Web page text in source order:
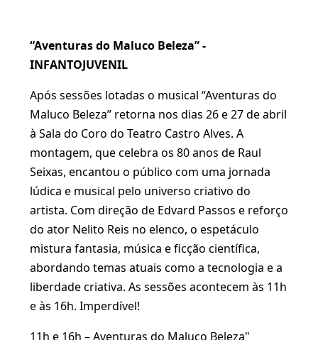
“Aventuras do Maluco Beleza” -
INFANTOJUVENIL
Após sessões lotadas o musical “Aventuras do
Maluco Beleza” retorna nos dias 26 e 27 de abril
à Sala do Coro do Teatro Castro Alves. A
montagem, que celebra os 80 anos de Raul
Seixas, encantou o público com uma jornada
lúdica e musical pelo universo criativo do
artista. Com direção de Edvard Passos e reforço
do ator Nelito Reis no elenco, o espetáculo
mistura fantasia, música e ficção científica,
abordando temas atuais como a tecnologia e a
liberdade criativa. As sessões acontecem às 11h
e às 16h. Imperdível!
11h e 16h – Aventuras do Maluco Beleza"